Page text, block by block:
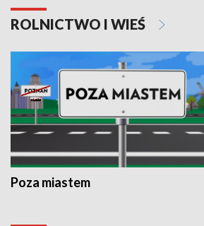
ROLNICTWO I WIEŚ
Poza miastem